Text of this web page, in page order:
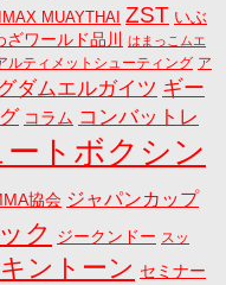
MUAYTHAI ZST いぶ
ざワールド品川
はまっこムエ
ルティメットシューティング ア
ダムエルガイツ ギー
コラム コンバットレ
ートボクシン
協会 ジャパンカップ
ク ジークンドー スッ
ントーン セミナー